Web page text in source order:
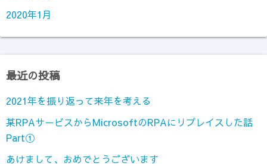
2020年1月
最近の投稿
2021年を振り返って来年を考える
某RPAサービスからMicrosoftのRPAにリプレイスした話
Part①
あけまして、おめでとうございます